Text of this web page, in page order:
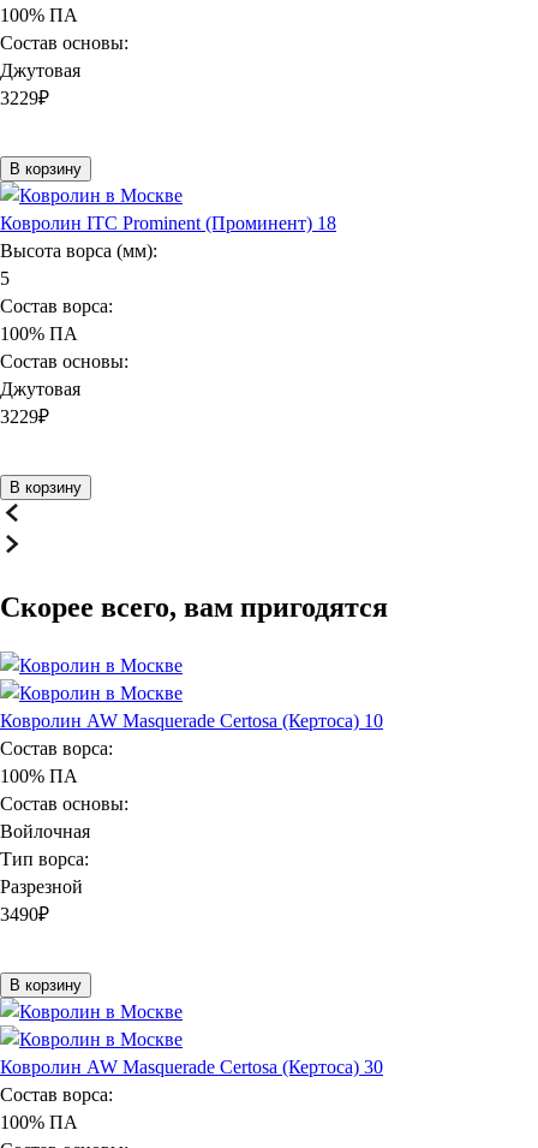
100% ПА
Состав основы:
Джутовая
3229₽
В корзину
Ковролин ITC Prominent (Проминент) 18
Высота ворса (мм):
5
Состав ворса:
100% ПА
Состав основы:
Джутовая
3229₽
В корзину
Скорее всего, вам пригодятся
Ковролин AW Masquerade Certosa (Кертоса) 10
Состав ворса:
100% ПА
Состав основы:
Войлочная
Тип ворса:
Разрезной
3490₽
В корзину
Ковролин AW Masquerade Certosa (Кертоса) 30
Состав ворса:
100% ПА